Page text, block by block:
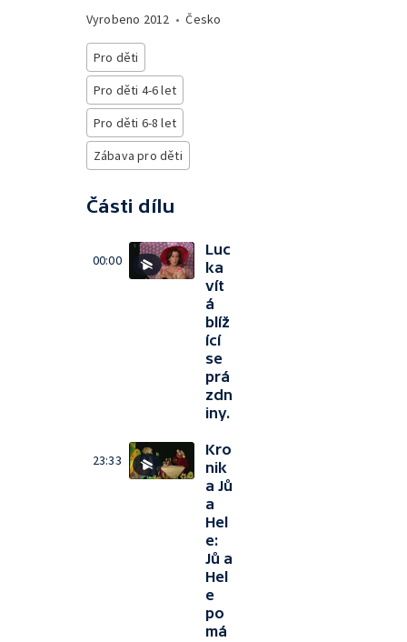
Vyrobeno 2012 •Česko
Pro děti
Pro děti 4-6 let
Pro děti 6-8 let
Zábava pro děti
Části dílu
00:00
Luc
ka
vít
á
blíž
ící
se
prá
zdn
iny.
23:33
Kro
nik
a Jů
a
Hel
e:
Jů a
Hel
e
po
má